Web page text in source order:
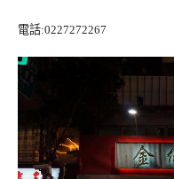
電話:0227272267